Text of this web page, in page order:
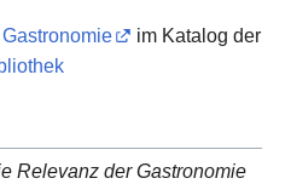
im Katalog der
Relevanz der Gastronomie